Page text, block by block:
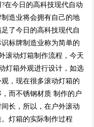
在今日的高科技现代自动
造业将会拥有自己的地
了今日的高科技现代自
标牌制造业称为简单的
滚动灯箱制作流程，今天
灯箱外观进行设计，如选
，现在很多滚动灯箱的
而不锈钢材质 制作的户
长，所以，在户外滚动
灯箱的实际制作过程